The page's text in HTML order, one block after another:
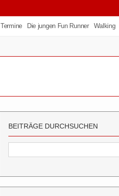
Termine Die jungen Fun Runner Walking
BEITRÄGE DURCHSUCHEN